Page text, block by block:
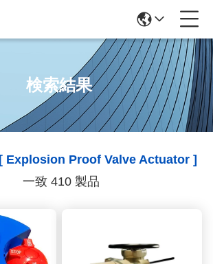
検索結果
[ Explosion Proof Valve Actuator ]
一致 410 製品